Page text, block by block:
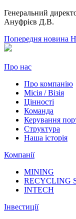
Генеральний
Ануфрієв Д.В.
Попередня новина
Про нас
Про компанію
Місія / Візія
Цінності
Команда
Керування
Структура
Наша історія
Компанії
MINING
RECYCLING
INTECH
Інвестиції